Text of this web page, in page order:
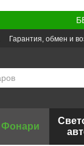
Гарантия, обмен и
Фонари